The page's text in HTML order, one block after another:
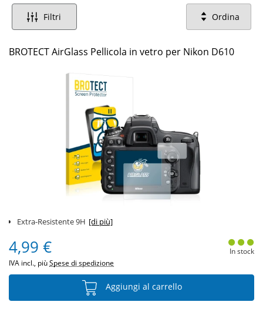
Filtri Ordina
BROTECT AirGlass Pellicola in vetro per Nikon D610
Extra-Resistente 9H [di più]
4,99 €
IVA incl., piùSpese di spedizione
In stock
Aggiungi al carrello